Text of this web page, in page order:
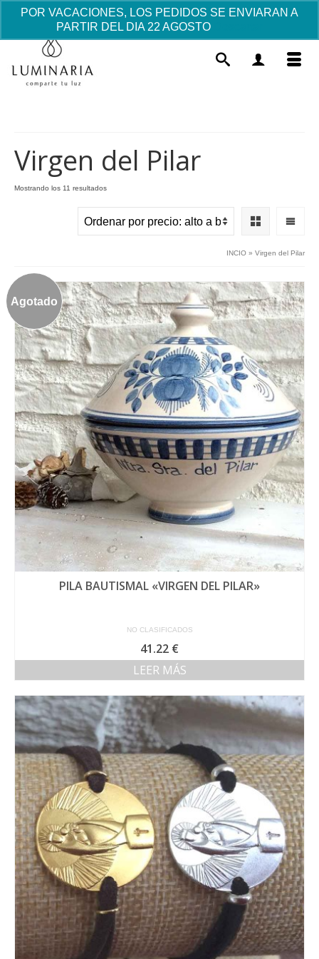
POR VACACIONES, LOS PEDIDOS SE ENVIARAN A
PARTIR DEL DIA 22 AGOSTO
Virgen del Pilar
Mostrando los 11 resultadosOrdenado
INCIO » Virgen del Pilar
Agotado
PILA BAUTISMAL «VIRGEN DEL PILAR»
NO CLASIFICADOS
41.22 €
LEER MÁS
Pulsera con charm Angelito
3.92€